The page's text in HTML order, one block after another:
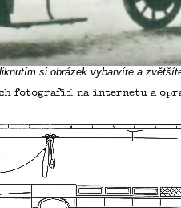
si obrázek vybarvíte a
fotografií na internetu a